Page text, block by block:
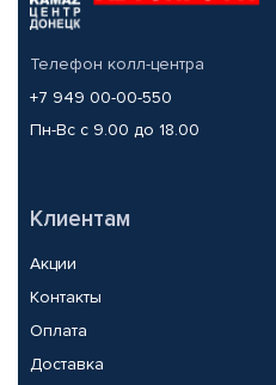
Телефон колл-центра
+7 949 00-00-550
Пн-Вс с 9.00 до 18.00
Клиентам
Акции
Контакты
Оплата
Доставка